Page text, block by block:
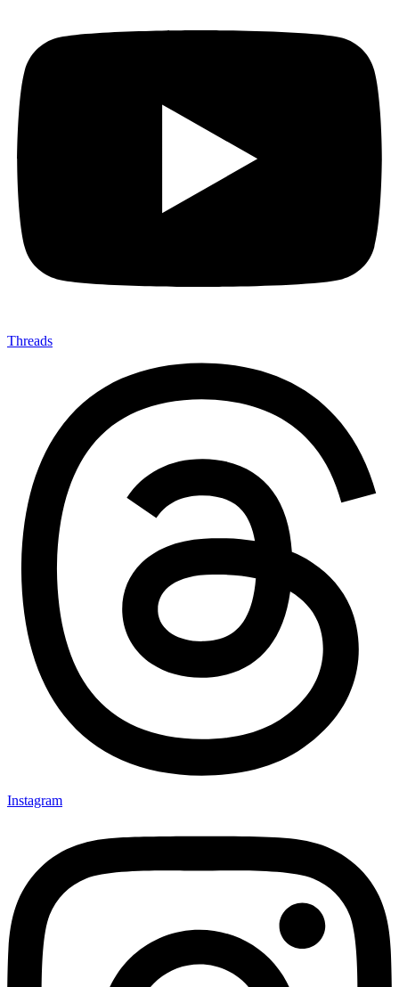
Threads
Instagram